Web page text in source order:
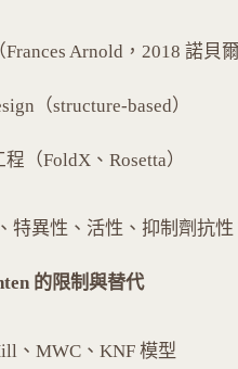
Frances Arnold，2018 諾貝
（structure-based）
（FoldX、Rosetta）
特異性、活性、抑制劑抗性
的限制與替代
、MWC、KNF 模型